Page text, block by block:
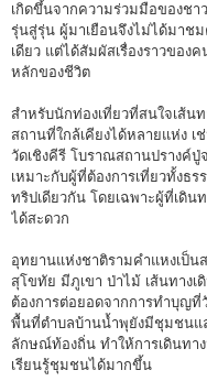
เกิดขึ้นจากความร่วมมือของช
รุ่นสู่รุ่น ผู้มาเยือนจึงไม่ได้มาช
เดียว แต่ได้สัมผัสเรื่องราวของ
หลักของชีวิต
สำหรับนักท่องเที่ยวที่สนใจเส้น
สถานที่ใกล้เคียงได้หลายแห่ง
วัดเชิงคีรี โบราณสถานปรางค์
เหมาะกับผู้ที่ต้องการเที่ยวทั้งธ
ทริปเดียวกัน โดยเฉพาะผู้ที่เดิน
ได้สะดวก
อุทยานแห่งชาติรามคำแหงเป็น
สุโขทัย มีภูเขา ป่าไม้ เส้นทางเ
ต้องการต่อยอดจากการทำบุญ
พื้นที่ตำบลบ้านน้ำพุยังมีชุมชนแล
ลักษณ์ท้องถิ่น ทำให้การเดินทา
เรียนรู้ชุมชนได้มากขึ้น